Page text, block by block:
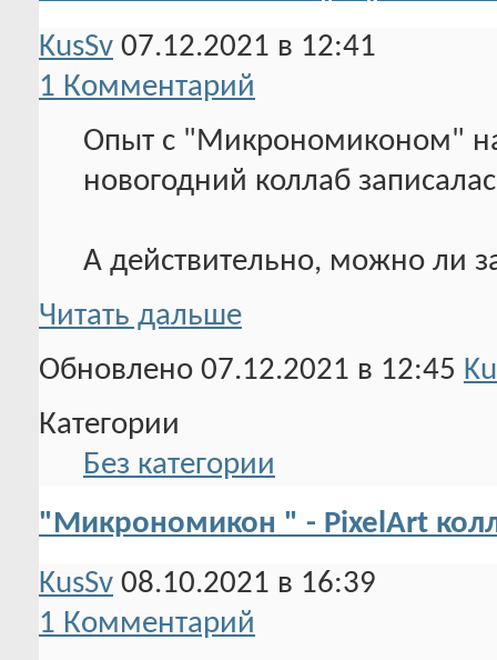
KusSv 07.12.2021 в 12:41
1 Комментарий
Опыт с "Микрономиконом"
новогодний коллаб
А действительно, можно ли
Читать дальше
Обновлено 07.12.2021 в 12:45
Категории
Без категории
"Микрономикон " - PixelArt
KusSv 08.10.2021 в 16:39
1 Комментарий